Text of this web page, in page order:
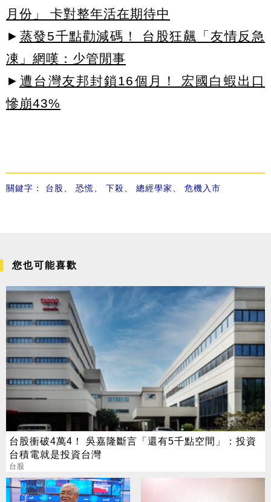
月份」 卡對整年活在期待中
► 蒸發5千點勸減碼！ 台股狂飆「友情反急
凍」網嘆：少管閒事
► 遭台灣友邦封鎖16個月！ 宏國白蝦出口
慘崩43%
關鍵字： 台股 恐慌 下殺 總經學家 危機入市
您也可能喜歡
台股衝破4萬4！ 吳嘉隆斷言「還有5千點空間」：投資
台積電就是投資台灣
台股